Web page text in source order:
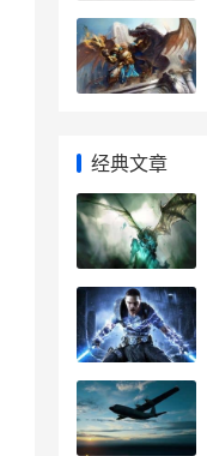
经典文章